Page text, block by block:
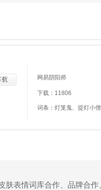
网易阴阳师
下载：11806
词条：灯笼鬼、提灯小
肤表情词库合作、品牌合